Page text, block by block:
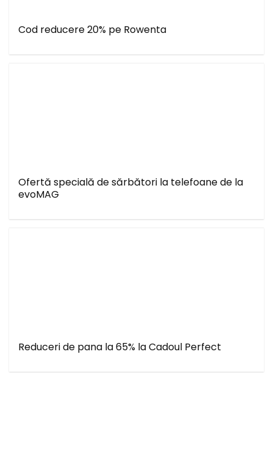
Cod reducere 20% pe Rowenta
Ofertă specială de sărbători la telefoane de la
evoMAG
Reduceri de pana la 65% la Cadoul Perfect